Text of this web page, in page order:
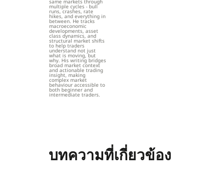
same markets through
multiple cycles - bull
runs, crashes, rate
hikes, and everything in
between. He tracks
macroeconomic
developments, asset
class dynamics, and
structural market shifts
to help traders
understand not just
what is moving, but
why. His writing bridges
broad market context
and actionable trading
insight, making
complex market
behaviour accessible to
both beginner and
intermediate traders.
บทความที่เกี่ยวข้อง